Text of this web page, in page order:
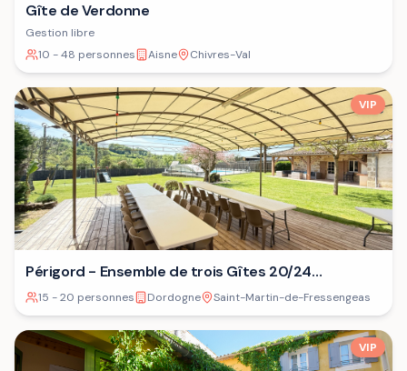
Gîte de Verdonne
Gestion libre
10 - 48 personnes
Aisne Chivres-Val
VIP
Périgord - Ensemble de trois Gîtes 20/24
personnes⁷
15 - 20 personnes Dordogne Saint-Martin-de-Fressengeas
VIP